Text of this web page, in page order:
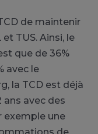
de maintenir
TUS. Ainsi, le
que de 36%
avec le
la TCD est déjà
avec des
exemple une